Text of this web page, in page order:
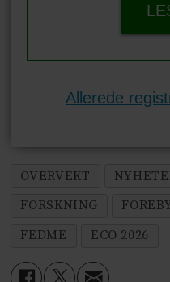
Allerede
OVERVEKT
FORSKNING
FEDME
ECO 2026